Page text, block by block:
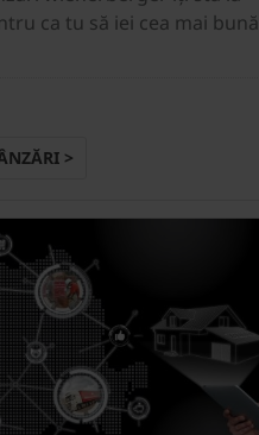
ca tu să iei cea mai bună
>